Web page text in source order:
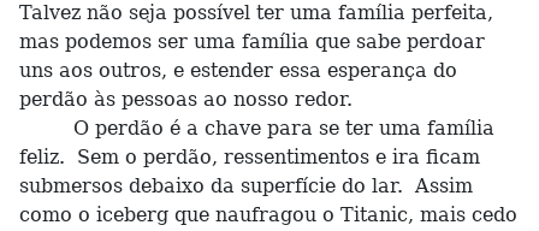
Talvez não seja possível ter uma família perfeita,
mas podemos ser uma família que sabe perdoar
uns aos outros, e estender essa esperança do
perdão às pessoas ao nosso redor.
O perdão é a chave para se ter uma família
feliz. Sem o perdão, ressentimentos e ira ficam
submersos debaixo da superfície do lar. Assim
como o iceberg que naufragou o Titanic, mais cedo